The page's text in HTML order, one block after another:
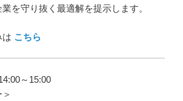
を守り抜く最適解を提示します。
は こちら
～15:00